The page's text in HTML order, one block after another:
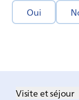
Oui
Visite et séjour